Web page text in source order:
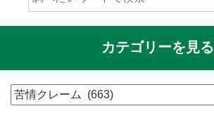
カテゴリーを見る
カ